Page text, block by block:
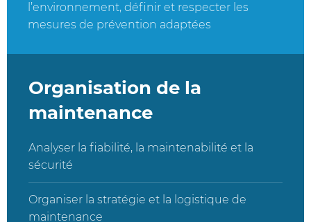
l’environnement, définir et respecter les
mesures de prévention adaptées
Organisation de la
maintenance
Analyser la fiabilité, la maintenabilité et la
sécurité
Organiser la stratégie et la logistique de
maintenance